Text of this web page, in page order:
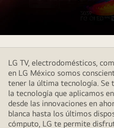
LG TV, electrodomésticos,
en LG México somos
tener la última tecnología. Se
la tecnología que aplicamos
desde las innovaciones en
blanca hasta los últimos
cómputo, LG te permite